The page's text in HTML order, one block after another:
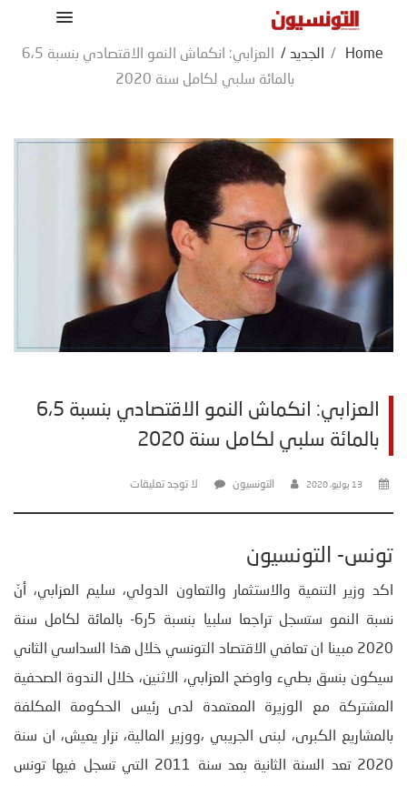
Home
/ الجديد /
العزابي: انكماش النمو الاقتصادي بنسبة 6،5
بالمائة سلبي لكامل سنة 2020
العزابي: انكماش النمو الاقتصادي بنسبة 6،5
بالمائة سلبي لكامل سنة 2020
13 يوليو، 2020 التونسيون لا توجد تعليقات
تونس- التونسيون
اكد وزير التنمية والاستثمار والتعاون الدولي، سليم العزابي، أنّ
نسبة النمو ستسجل تراجعا سلبيا بنسبة 5ر6- بالمائة لكامل سنة
2020 مبينا ان تعافي الاقتصاد التونسي خلال هذا السداسي الثاني
سيكون بنسق بطيء واوضح العزابي، الاثنين، خلال الندوة الصحفية
المشتركة مع الوزيرة المعتمدة لدى رئيس الحكومة المكلفة
بالمشاريع الكبرى، لبنى الجريبي ،ووزير المالية، نزار يعيش، ان سنة
2020 تعد السنة الثانية بعد سنة 2011 التي تسجل فيها تونس